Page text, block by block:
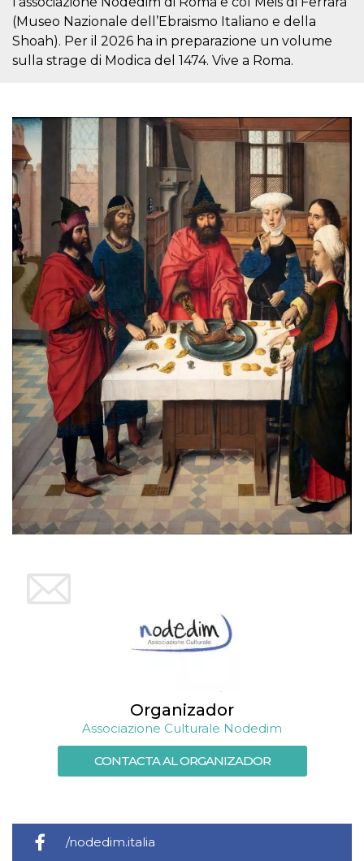
Organizador
Associazione Culturale Nodedim
CONTACTA AL ORGANIZADOR
/nodedim.italia
(Museo Nazionale dell’Ebraismo Italiano e della
Shoah). Per il 2026 ha in preparazione un volume
sulla strage di Modica del 1474. Vive a Roma.